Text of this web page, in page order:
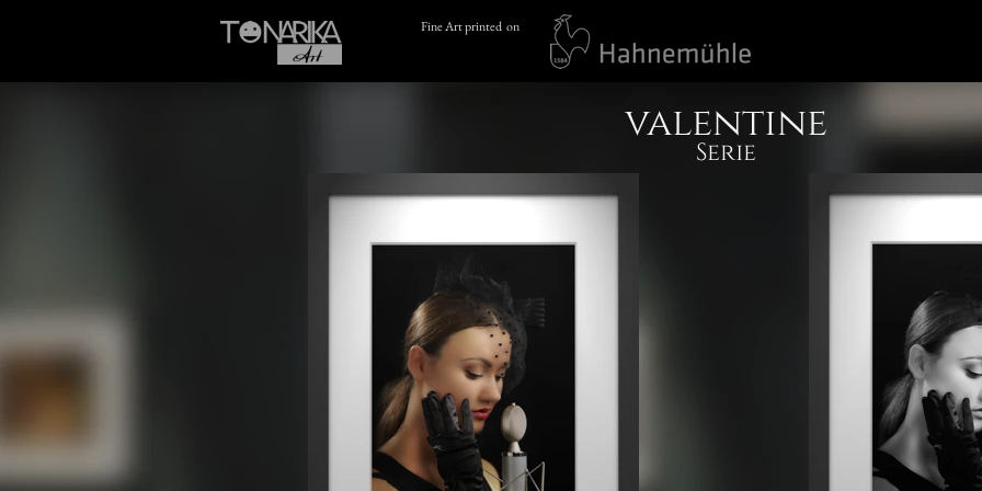
Fine Art printed on
valentine
Serie